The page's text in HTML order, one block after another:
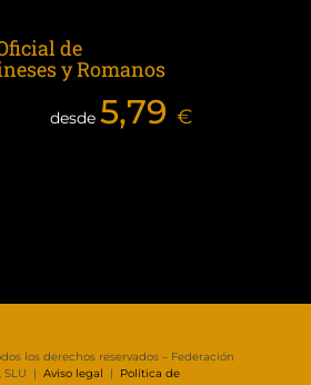
de
y Romanos
desde 5,79 €
los derechos reservados – Federación
SLU | Aviso legal | Política de